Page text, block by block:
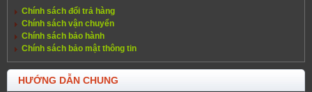
Chính sách đổi trả hàng
Chính sách vận chuyển
Chính sách bảo hành
Chính sách bảo mật thông tin
HƯỚNG DẪN CHUNG